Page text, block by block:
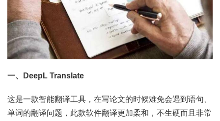
一、DeepL Translate
这是一款智能翻译工具，在写论文的时候难免会遇到语句、
单词的翻译问题，此款软件翻译更加柔和，不生硬而且非常